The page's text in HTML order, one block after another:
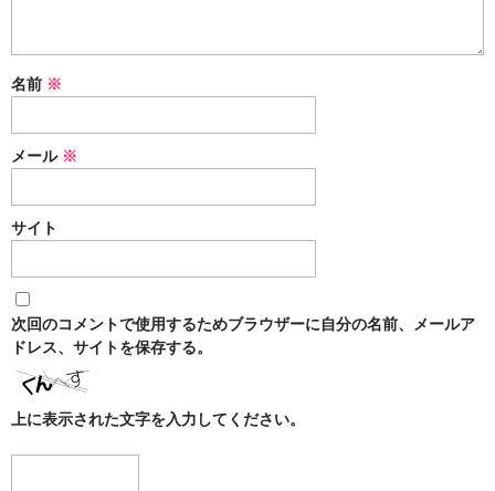
名前 ※
メール ※
サイト
次回のコメントで使用するためブラウザーに自分の名前、メールア
ドレス、サイトを保存する。
上に表示された文字を入力してください。